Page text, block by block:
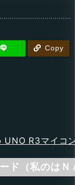
Copy
UNO R3マイコ
ド（私のはＮ